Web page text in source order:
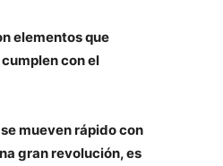
elementos que
con el
mueven rápido con
gran revolución, es